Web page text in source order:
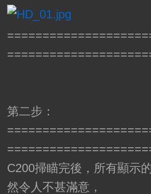
第二步：
C200掃瞄完後，所有顯示
然令人不甚滿意，